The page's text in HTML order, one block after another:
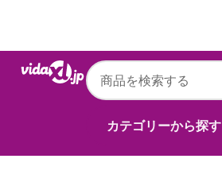
カテゴリーから探す